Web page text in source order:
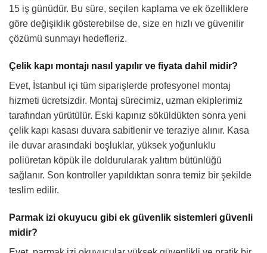
15 iş günüdür. Bu süre, seçilen kaplama ve ek özelliklere
göre değişiklik gösterebilse de, size en hızlı ve güvenilir
çözümü sunmayı hedefleriz.
Çelik kapı montajı nasıl yapılır ve fiyata dahil midir?
Evet, İstanbul içi tüm siparişlerde profesyonel montaj
hizmeti ücretsizdir. Montaj sürecimiz, uzman ekiplerimiz
tarafından yürütülür. Eski kapınız söküldükten sonra yeni
çelik kapı kasası duvara sabitlenir ve teraziye alınır. Kasa
ile duvar arasındaki boşluklar, yüksek yoğunluklu
poliüretan köpük ile doldurularak yalıtım bütünlüğü
sağlanır. Son kontroller yapıldıktan sonra temiz bir şekilde
teslim edilir.
Parmak izi okuyucu gibi ek güvenlik sistemleri güvenli
midir?